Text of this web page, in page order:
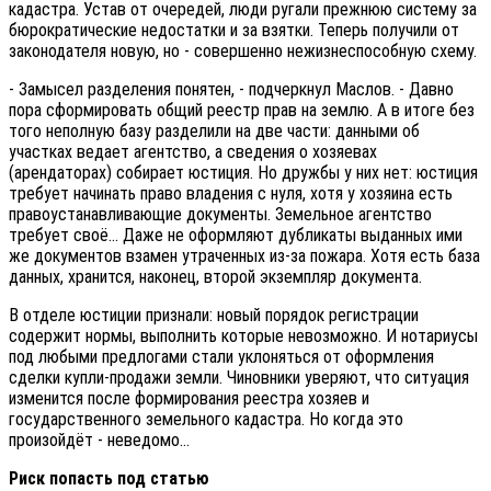
кадастра. Устав от очередей, люди ругали прежнюю систему за
бюрократические недостатки и за взятки. Теперь получили от
законодателя новую, но - совершенно нежизнеспособную схему.
- Замысел разделения понятен, - подчеркнул Маслов. - Давно
пора сформировать общий реестр прав на землю. А в итоге без
того неполную базу разделили на две части: данными об
участках ведает агентство, а сведения о хозяевах
(арендаторах) собирает юстиция. Но дружбы у них нет: юстиция
требует начинать право владения с нуля, хотя у хозяина есть
правоустанавливающие документы. Земельное агентство
требует своё... Даже не оформляют дубликаты выданных ими
же документов взамен утраченных из-за пожара. Хотя есть база
данных, хранится, наконец, второй экземпляр документа.
В отделе юстиции признали: новый порядок регистрации
содержит нормы, выполнить которые невозможно. И нотариусы
под любыми предлогами стали уклоняться от оформления
сделки купли-продажи земли. Чиновники уверяют, что ситуация
изменится после формирования реестра хозяев и
государственного земельного кадастра. Но когда это
произойдёт - неведомо...
Риск попасть под статью